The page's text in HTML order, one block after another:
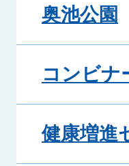
奥池公園
コンビナ
健康増進